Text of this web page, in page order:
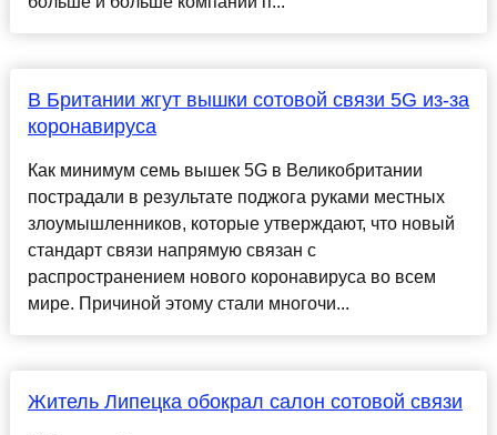
В Британии жгут вышки сотовой связи 5G из-за
коронавируса
Как минимум семь вышек 5G в Великобритании
пострадали в результате поджога руками местных
злоумышленников, которые утверждают, что новый
стандарт связи напрямую связан с
распространением нового коронавируса во всем
мире. Причиной этому стали многочи...
Житель Липецка обокрал салон сотовой связи